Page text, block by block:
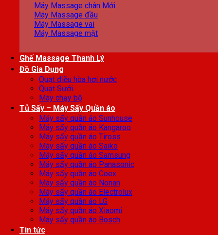
Máy Massage chân
Máy Massage đầu
Máy Massage vai
Máy Massage mặt
Ghế Massage Thanh Lý
Đồ Gia Dụng
Quạt điều hòa hơi nước
Quạt Sưởi
Máy chạy bộ
Tủ Sấy – Máy Sấy Quần áo
Máy sấy quần áo Sunhouse
Máy sấy quần áo Kangaroo
Máy sấy quần áo Tiross
Máy sấy quần áo Saiko
Máy sấy quần áo Samsung
Máy sấy quần áo Panasonic
Máy sấy quần áo Coex
Máy sấy quần áo Nonan
Máy sấy quần áo Electrolux
Máy sấy quần áo LG
Máy sấy quần áo Xiaomi
Máy sấy quần áo Bosch
Tin tức